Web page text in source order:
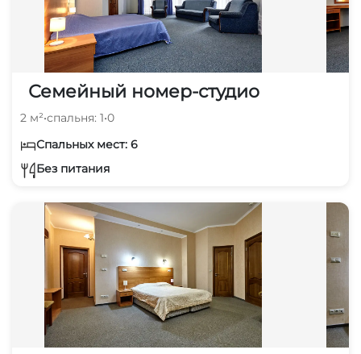
Семейный номер-студио
2 м²•спальня: 1•0
Спальных мест: 6
Без питания